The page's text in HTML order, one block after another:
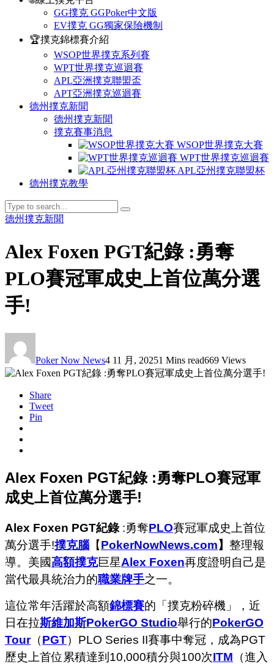
GG撲克 GGPoker中文版
EV撲克 GG獨家保險機制
🏆撲克錦標賽介紹
WSOP世界撲克系列賽
WPT世界撲克巡迴賽
APL亞洲撲克聯盟盃
APT亞洲撲克巡迴賽
德州撲克新聞
德州撲克新聞
撲克賽事消息
WSOP世界撲克大賽
WPT世界撲克巡迴賽
APL亞州撲克聯盟杯
德州撲克教學
德州撲克新聞
Alex Foxen PGT紀錄 :勇奪
PLO賽冠軍成史上首位萬分選
手!
Poker Now News4 11 月, 20251 Mins read669 Views
Share
Tweet
Pin
Alex Foxen PGT紀錄 :勇奪PLO賽冠軍
成史上首位萬分選手!
Alex Foxen PGT紀錄:勇奪PLO賽冠軍成史上首位
萬分選手!撲克腦 【PokerNowNews.com】 整理報
導。美國高額撲克巨星Alex Foxen再度證明自己是
當代最具統治力的職業牌手之一。
這位常年活躍於高額錦標賽的「撲克粉碎機」，近
日在拉斯維加斯PokerGO Studio舉行的PokerGO
Tour（PGT）PLO Series II賽事中奪冠，成為PGT
歷史上首位累積達到10,000積分與100次ITM （進入